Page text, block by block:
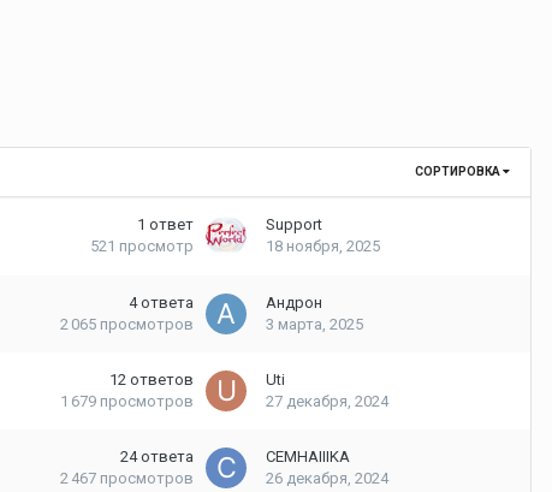
СОРТИРОВКА
1 ответ
521 просмотр
Support
18 ноября, 2025
4 ответа
2 065 просмотров
Андрон
3 марта, 2025
12 ответов
1 679 просмотров
Uti
27 декабря, 2024
24 ответа
2 467 просмотров
CEMHAIIIKA
26 декабря, 2024